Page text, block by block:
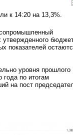
к 14:20 на 13,3%.
утвержденного
показателей
уровня прошлого
года по итогам
на пост